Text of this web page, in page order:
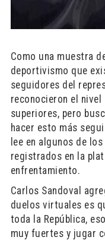
Como una muestra
deportivismo que
seguidores del
reconocieron el nivel
superiores, pero
hacer esto más
lee en algunos de
registrados en la
enfrentamiento.
Carlos Sandoval
duelos virtuales es
toda la República,
muy fuertes y jugar